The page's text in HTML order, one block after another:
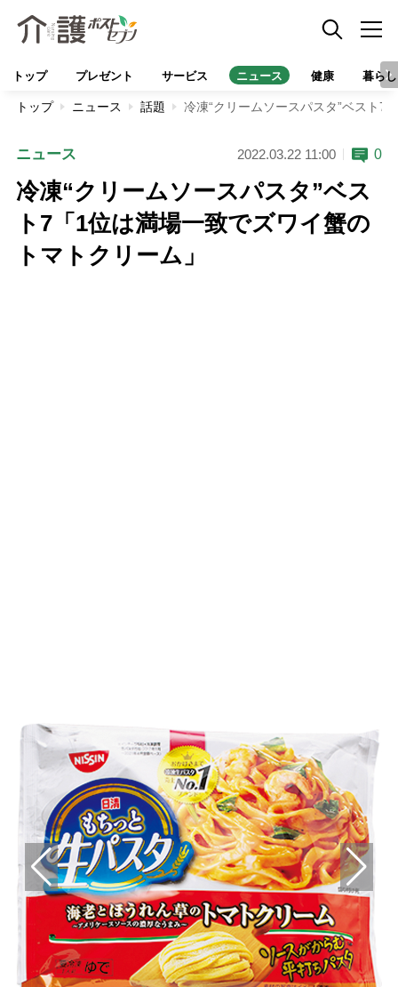
トップ プレゼント サービス ニュース 健康 暮らし
トップ ニュース 話題 冷凍“クリームソースパスタ”ベスト7
ニュース 2022.03.22 11:00 0
冷凍“クリームソースパスタ”ベス
ト7「1位は満場一致でズワイ蟹の
トマトクリーム」